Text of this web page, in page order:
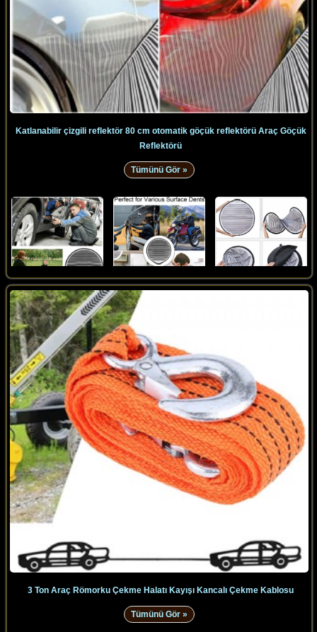
Katlanabilir çizgili reflektör 80 cm otomatik göçük reflektörü Araç Göçük
Reflektörü
Tümünü Gör »
3 Ton Araç Römorku Çekme Halatı Kayışı Kancalı Çekme Kablosu
Tümünü Gör »